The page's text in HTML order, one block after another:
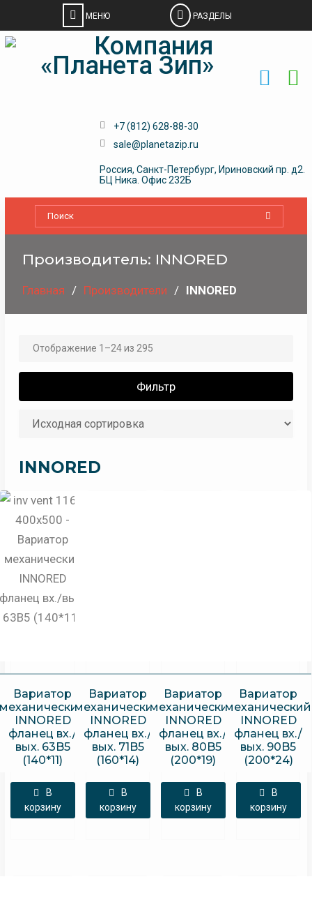
Skip
+7 (812) 628-88-30
sale@planetazip.ru
Россия, Санкт-Петербург, Ириновский пр. д2.
БЦ Ника. Офис 232Б
Производитель: INNORED
Главная Производители INNORED
Отображение 1–24 из 295
Фильтр
INNORED
Вариатор
механический
INNORED
фланец вх./
вых. 63B5
(140*11)
В
корзину
Вариатор
механический
INNORED
фланец вх./
вых. 71B5
(160*14)
В
корзину
Вариатор
механический
INNORED
фланец вх./
вых. 80B5
(200*19)
В
корзину
Вариатор
механический
INNORED
фланец вх./
вых. 90B5
(200*24)
В
корзину